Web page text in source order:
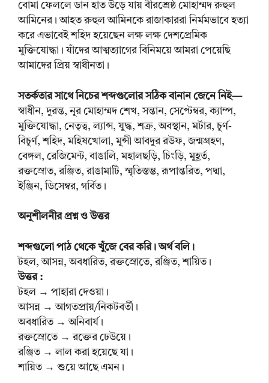
বোমা ফেললে ডান হাত উড়ে যায় বীরশ্রেষ্ঠ মোহাম্মদ রুহুল
আমিনের। আহত রুহুল আমিনকে রাজাকাররা নির্মমভাবে হত্যা
করে এভাবেই শহিদ হয়েছেন লক্ষ লক্ষ দেশপ্রেমিক
মুক্তিযোদ্ধা। যাঁদের আত্মত্যাগের বিনিময়ে আমরা পেয়েছি
আমাদের প্রিয় স্বাধীনতা।
সতর্কতার সাথে নিচের শব্দগুলোর সঠিক বানান জেনে নিই—
স্বাধীন, দুরন্ত, নূর মোহাম্মদ শেখ, সন্তান, সেপ্টেম্বর, ক্যাম্প,
মুক্তিযোদ্ধা, নেতৃত্ব, ল্যান্স, যুদ্ধ, শত্রু, অবস্থান, মর্টার, চূর্ণ-
বিচূর্ণ, শহিদ, মহিষখোলা, মুন্সী আবদুর রউফ, জন্মগ্রহণ,
বেঙ্গল, রেজিমেন্ট, বাঙালি, মহালছড়ি, চিংড়ি, মুহূর্ত,
রক্তস্রোত, রঞ্জিত, রাঙামাটি, স্মৃতিস্তম্ভ, রূপান্তরিত, পদ্মা,
ইঞ্জিন, ডিসেম্বর, গর্বিত।
অনুশীলনীর প্রশ্ন ও উত্তর
শব্দগুলো পাঠ থেকে খুঁজে বের করি। অর্থ বলি।
টহল, আসন্ন, অবধারিত, রক্তস্রোতে, রঞ্জিত, শায়িত।
উত্তর :
টহল → পাহারা দেওয়া।
আসন্ন → আগতপ্রায়/নিকটবর্তী।
অবধারিত → অনিবার্য।
রক্তস্রোতে → রক্তের ঢেউয়ে।
রঞ্জিত → লাল করা হয়েছে যা।
শায়িত → শুয়ে আছে এমন।